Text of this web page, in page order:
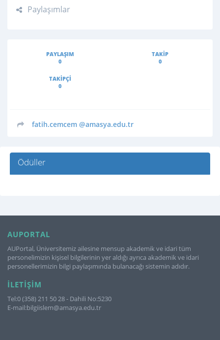
Paylaşımlar
PAYLAŞIM
0
TAKIP
0
TAKIPÇI
0
fatih.cemcem @amasya.edu.tr
Ödüller
AUPORTAL
AUPortal, Üniversitemiz ailesine mensup akademik ve idari tüm
personelimizin kişisel bilgilerinin yer aldığı ayrıca akademik ve idari
personellerimizin bilgi paylaşımında bulanacağı sistemin adıdır.
İLETIŞIM
Tel:0 (358) 211 50 28 - Dahili No:5230
E-mail:bilgiislem@amasya.edu.tr